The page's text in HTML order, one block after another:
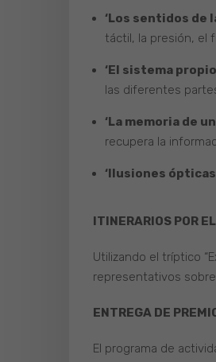
‘Los sentidos de
táctil, la presión, el
‘El sistema
las diferentes
‘La memoria de
recupera la
‘Ilusiones
ITINERARIOS POR
Utilizando el tríptico
representativos
ENTREGA DE
El programa de